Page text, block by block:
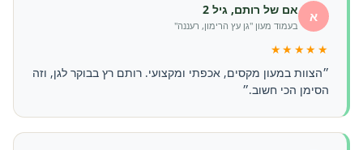
א אם של רותם, גיל 2
בעמוד מעון "גן עץ הרימון, רעננה"
★★★★★
״הצוות במעון מקסים, אכפתי ומקצועי. רותם רץ בבוקר לגן, וזה
הסימן הכי חשוב.״